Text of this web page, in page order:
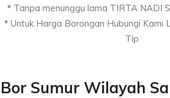
* Tanpa menunggu lama TIRTA NADI
* Untuk Harga Borongan Hubungi Kami
Tlp
Bor Sumur Wilayah